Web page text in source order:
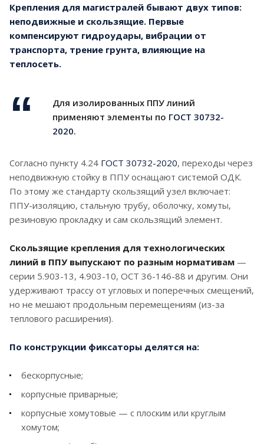
Перевозка
Складирование
Как выбирать
Санкт-Петербурге.
Изделия от производителя «Зитфи»
изделий» много лет изготавливает опоры
трубопроводов ППУ. Это обязательные детали
при прокладке инженерных сетей. Они
воспринимают вес магистрали и
распределяют его на основания или грунт.
монтажу и характеристикам. Для каждой
разновидности нужны свои фиксаторы, и
стоимость отличается.
Крепление удерживает трассу в заданном
положении. При перекачке сред возникают
сфера их применения обширна. Их ставят для
удержания таких коммуникаций:
Крепления для магистралей бывают двух типов:
неподвижные и скользящие. Первые
компенсируют гидроудары, вибрации от
транспорта, трение грунта, влияющие на
теплосеть.
Для изолированных ППУ линий
применяют элементы по ГОСТ 30732-
2020.
Согласно пункту 4.24 ГОСТ 30732-2020, переходы через
неподвижную стойку в ППУ оснащают системой ОДК.
По этому же стандарту скользящий узел включает:
ППУ-изоляцию, стальную трубу, оболочку, хомуты,
резиновую прокладку и сам скользящий элемент.
Скользящие крепления для технологических
линий в ППУ выпускают по разным нормативам —
серии 5.903-13, 4.903-10, ОСТ 36-146-88 и другим. Они
удерживают трассу от угловых и поперечных смещений,
но не мешают продольным перемещениям (из-за
теплового расширения).
По конструкции фиксаторы делятся на:
бескорпусные;
корпусные приварные;
корпусные хомутовые — с плоским или круглым
хомутом;